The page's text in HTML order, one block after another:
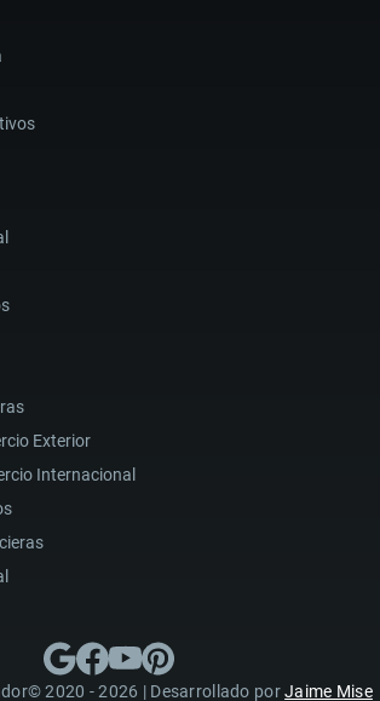
Exterior
Internacional
2020 - 2026 | Desarrollado porJaime Mise